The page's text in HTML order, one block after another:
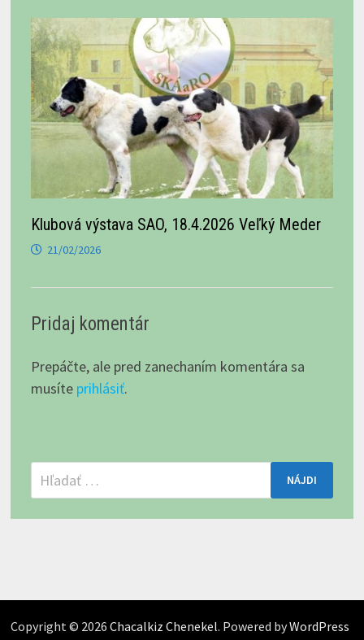
Klubová výstava SAO, 18.4.2026 Veľký Meder
21/02/2026
Pridaj komentár
Prepáčte, ale pred zanechaním komentára sa
musíte prihlásiť.
Hľadať:
Copyright © 2026 Chacalkiz Chenekel. Powered byWordPress